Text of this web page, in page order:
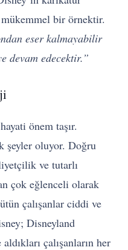
bir örnektir.
eser kalmayabilir
devam edecektir.”
önem taşır.
şeyler oluyor. Doğru
ve tutarlı
çok eğlenceli olarak
çalışanlar ciddi ve
Disneyland
çalışanların her